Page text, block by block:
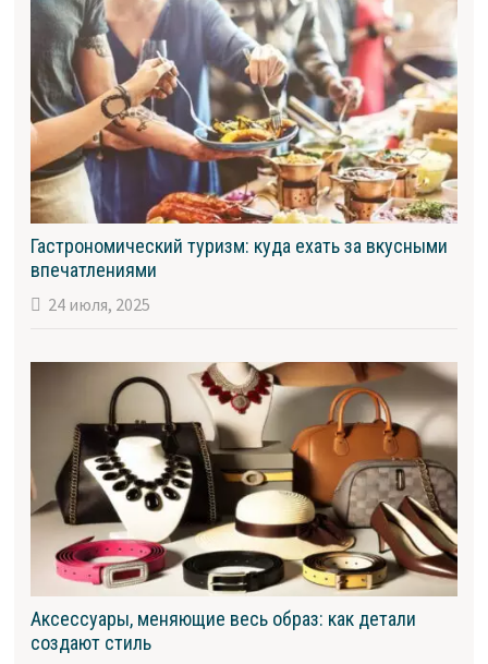
Гастрономический туризм: куда ехать за вкусными
впечатлениями
24 июля, 2025
Аксессуары, меняющие весь образ: как детали
создают стиль